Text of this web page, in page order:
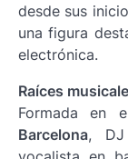
desde sus
una figura
electrónica.
Raíces
Formada en
Barcelona, DJ